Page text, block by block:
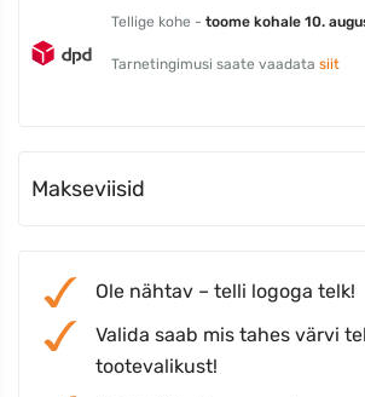
Tellige kohe - toome kohale 10.
Tarnetingimusi saate vaadata siit
Makseviisid
Ole nähtav – telli logoga telk!
Valida saab mis tahes värvi
tootevalikust!